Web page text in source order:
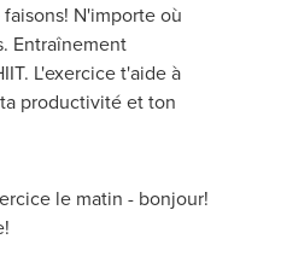
N'importe où
Entraînement
L'exercice t'aide à
productivité et ton
le matin - bonjour!